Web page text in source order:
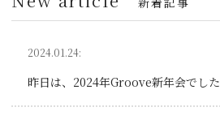
2024.01.24:
昨日は、2024年Groove新年会でした